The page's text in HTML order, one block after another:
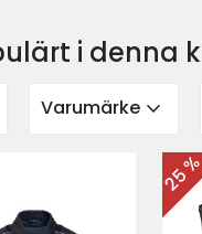
i denna
Varumärke expand_more
25